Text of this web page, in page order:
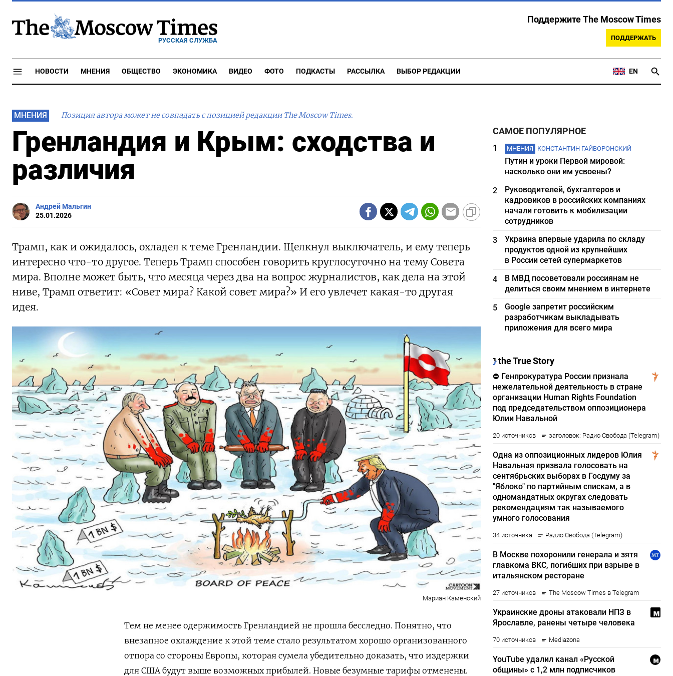
РУССКАЯ СЛУЖБА
Поддержите The Moscow Times
ПОДДЕРЖАТЬ
НОВОСТИ МНЕНИЯ ОБЩЕСТВО ЭКОНОМИКА ВИДЕО ФОТО ПОДКАСТЫ РАССЫЛКА ВЫБОР РЕДАКЦИИ EN
МНЕНИЯ Позиция автора может не совпадать с позицией редакции The Moscow Times.
Гренландия и Крым: сходства и
различия
Андрей Мальгин
25.01.2026
Трамп, как и ожидалось, охладел к теме Гренландии. Щелкнул выключатель, и ему теперь
интересно что-то другое. Теперь Трамп способен говорить круглосуточно на тему Совета
мира. Вполне может быть, что месяца через два на вопрос журналистов, как дела на этой
ниве, Трамп ответит: «Совет мира? Какой совет мира?» И его увлечет какая-то другая
идея.
Мариан Каменский
Тем не менее одержимость Гренландией не прошла бесследно. Понятно, что
внезапное охлаждение к этой теме стало результатом хорошо организованного
отпора со стороны Европы, которая сумела убедительно доказать, что издержки
для США будут выше возможных прибылей. Новые безумные тарифы отменены.
САМОЕ ПОПУЛЯРНОЕ
1 МНЕНИЯ КОНСТАНТИН ГАЙВОРОНСКИЙ
Путин и уроки Первой мировой:
насколько они им усвоены?
2
Руководителей, бухгалтеров и
кадровиков в российских компаниях
начали готовить к мобилизации
сотрудников
3
Украина впервые ударила по складу
продуктов одной из крупнейших
в России сетей супермаркетов
4
В МВД посоветовали россиянам не
делиться своим мнением в интернете
5
Google запретит российским
разработчикам выкладывать
приложения для всего мира